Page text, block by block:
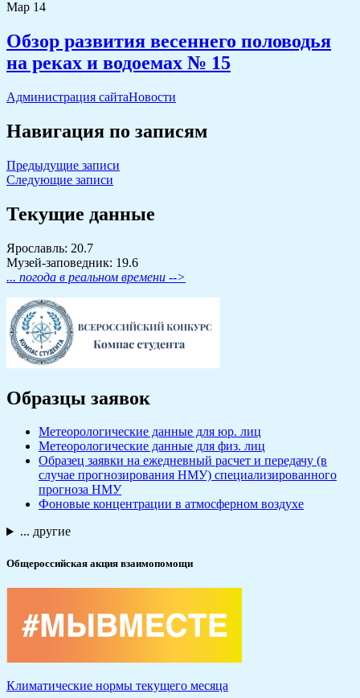
Мар 14
Обзор развития весеннего половодья
на реках и водоемах № 15
Администрация сайтаНовости
Навигация по записям
Предыдущие записи
Следующие записи
Текущие данные
Ярославль: 20.7
Музей-заповедник: 19.6
... погода в реальном времени -->
Образцы заявок
Метеорологические данные для юр. лиц
Метеорологические данные для физ. лиц
Образец заявки на ежедневный расчет и передачу (в
случае прогнозирования НМУ) специализированного
прогноза НМУ
Фоновые концентрации в атмосферном воздухе
... другие
Общероссийская акция взаимопомощи
Климатические нормы текущего месяца